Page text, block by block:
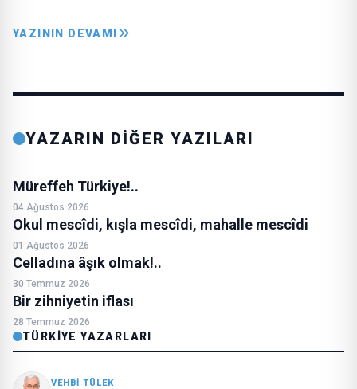
YAZININ DEVAMI
YAZARIN DİĞER YAZILARI
Müreffeh Türkiye!..
04 Ağustos 2026
Okul mescîdi, kışla mescîdi, mahalle mescîdi
01 Ağustos 2026
Celladına âşık olmak!..
30 Temmuz 2026
Bir zihniyetin iflası
28 Temmuz 2026
TÜRKIYE YAZARLARI
VEHBI TÜLEK